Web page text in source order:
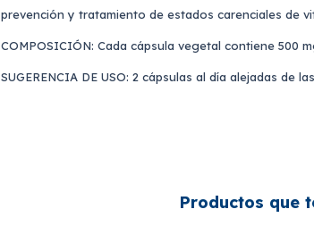
prevención y tratamiento de estados carenciales de
COMPOSICIÓN: Cada cápsula vegetal contiene 500
SUGERENCIA DE USO: 2 cápsulas al día alejadas de
Productos que